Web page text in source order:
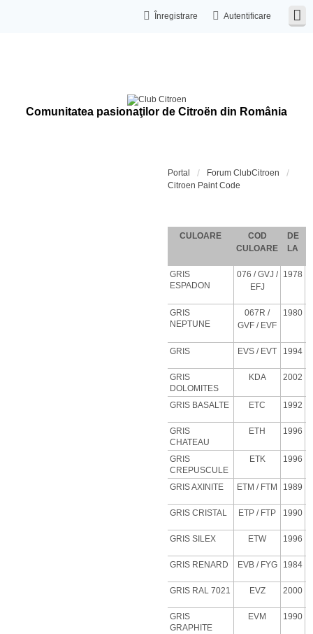
Autentificare
Înregistrare
Comunitatea pasionaţilor de Citroën din România
Portal
Forum ClubCitroen
Citroen Paint Code
CULOARE
COD
CULOARE
DE
LA
GRIS
ESPADON
076 / GVJ /
EFJ
1978
GRIS
NEPTUNE
067R /
GVF / EVF
1980
GRIS EVS / EVT 1994
GRIS
DOLOMITES
KDA 2002
GRIS BASALTE ETC 1992
GRIS
CHATEAU
ETH 1996
GRIS
CREPUSCULE
ETK 1996
GRIS AXINITE ETM / FTM 1989
GRIS CRISTAL ETP / FTP 1990
GRIS SILEX ETW 1996
GRIS RENARD EVB / FYG 1984
GRIS RAL 7021 EVZ 2000
GRIS
GRAPHITE
EVM 1990